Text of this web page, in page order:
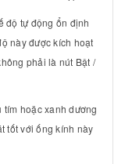
độ tự động ổn định
này được kích hoạt
phải là nút Bật /
hoặc xanh dương
tốt với ống kính này